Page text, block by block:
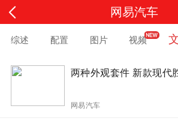
网易汽车
综述 配置 图片 视频
两种外观套件 新款现代
网易汽车